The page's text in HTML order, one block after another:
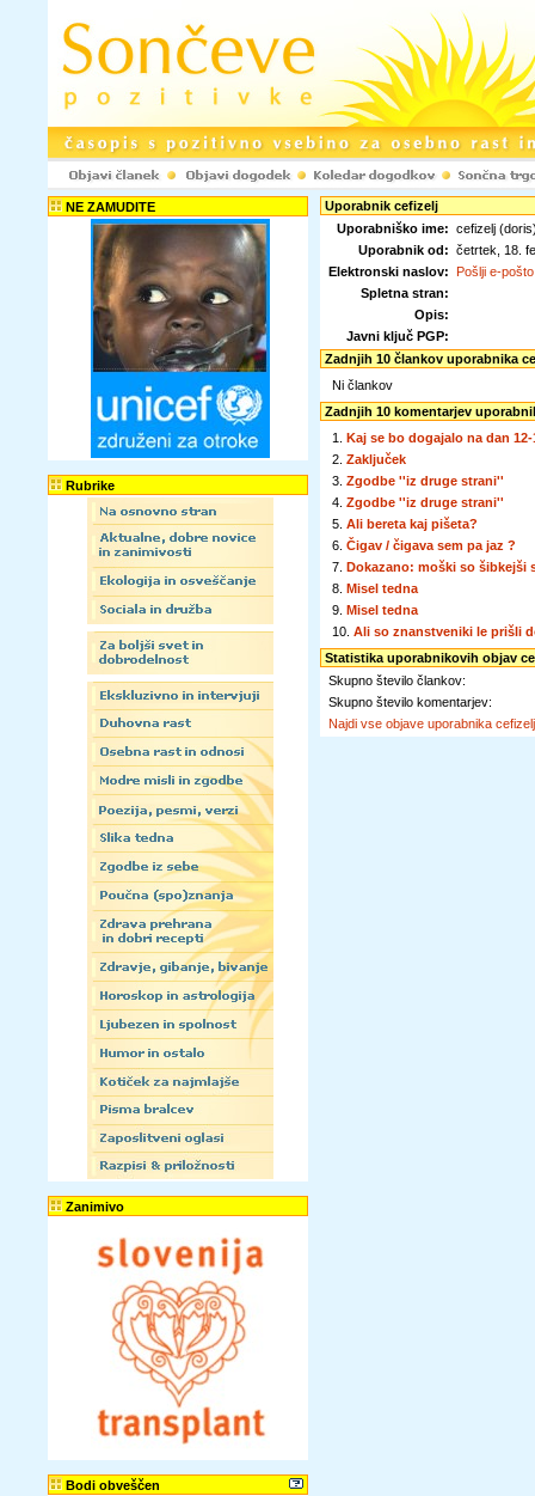
NE ZAMUDITE
Rubrike
Zanimivo
Bodi obveščen
Uporabnik cefizelj
Uporabniško ime: cefizelj
Uporabnik od: četrtek, 18.
Elektronski naslov: Pošlji e-pošto
Spletna stran:
Opis:
Javni ključ PGP:
Zadnjih 10 člankov uporabnika
Ni člankov
Zadnjih 10 komentarjev
1. Kaj se bo dogajalo na dan 12-
2. Zaključek
3. Zgodbe ''iz druge strani''
4. Zgodbe ''iz druge strani''
5. Ali bereta kaj pišeta?
6. Čigav / čigava sem pa jaz ?
7. Dokazano: moški so šibkejši
8. Misel tedna
9. Misel tedna
10. Ali so znanstveniki le prišli
Statistika uporabnikovih objav
Skupno število člankov:
Skupno število komentarjev:
Najdi vse objave uporabnika cefizelj